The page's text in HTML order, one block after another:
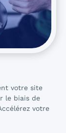
votre site
le biais de
votre